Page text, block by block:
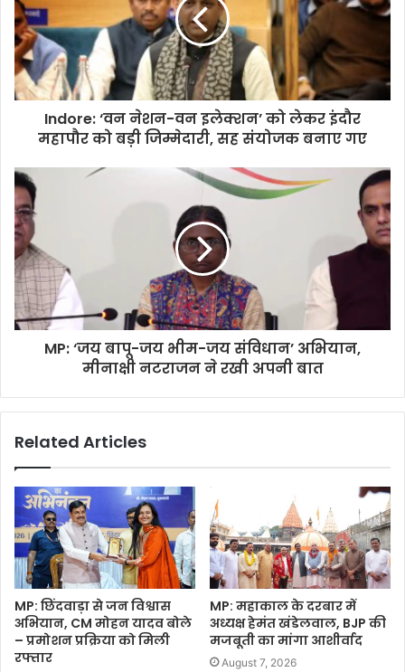
Indore: ‘वन नेशन-वन इलेक्शन’ को लेकर इंदौर
महापौर को बड़ी जिम्मेदारी, सह संयोजक बनाए गए
MP: ‘जय बापू-जय भीम-जय संविधान’ अभियान,
मीनाक्षी नटराजन ने रखी अपनी बात
Related Articles
MP: छिंदवाड़ा से जन विश्वास
अभियान, CM मोहन यादव बोले
– प्रमोशन प्रक्रिया को मिली
रफ्तार
MP: महाकाल के दरबार में
अध्यक्ष हेमंत खंडेलवाल, BJP की
मजबूती का मांगा आशीर्वाद
August 7, 2026